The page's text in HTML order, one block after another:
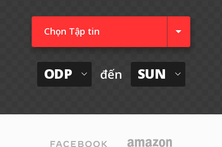
Chọn Tập tin
ODP đến SUN